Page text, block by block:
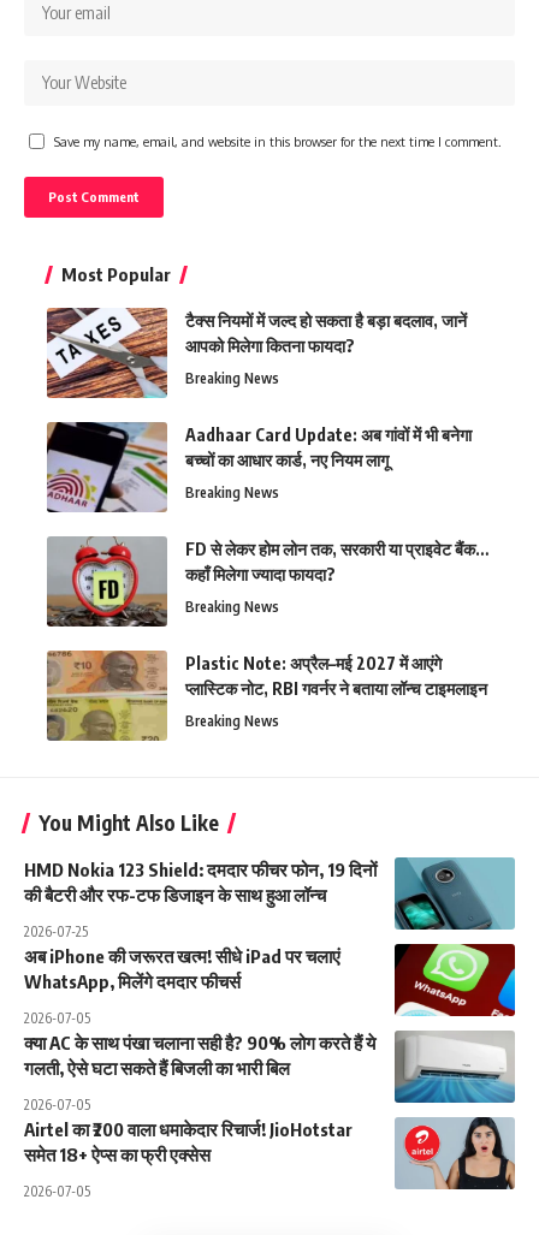
Save my name, email, and website in this browser for the next time I comment.
Most Popular
टैक्स नियमों में जल्द हो सकता है बड़ा बदलाव, जानें
आपको मिलेगा कितना फायदा?
Breaking News
Aadhaar Card Update: अब गांवों में भी बनेगा
बच्चों का आधार कार्ड, नए नियम लागू
Breaking News
FD से लेकर होम लोन तक, सरकारी या प्राइवेट बैंक…
कहाँ मिलेगा ज्यादा फायदा?
Breaking News
Plastic Note: अप्रैल–मई 2027 में आएंगे
प्लास्टिक नोट, RBI गवर्नर ने बताया लॉन्च टाइमलाइन
Breaking News
You Might Also Like
HMD Nokia 123 Shield: दमदार फीचर फोन, 19 दिनों
की बैटरी और रफ-टफ डिजाइन के साथ हुआ लॉन्च
2026-07-25
अब iPhone की जरूरत खत्म! सीधे iPad पर चलाएं
WhatsApp, मिलेंगे दमदार फीचर्स
2026-07-05
क्या AC के साथ पंखा चलाना सही है? 90% लोग करते हैं ये
गलती, ऐसे घटा सकते हैं बिजली का भारी बिल
2026-07-05
Airtel का ₹200 वाला धमाकेदार रिचार्ज! JioHotstar
समेत 18+ ऐप्स का फ्री एक्सेस
2026-07-05